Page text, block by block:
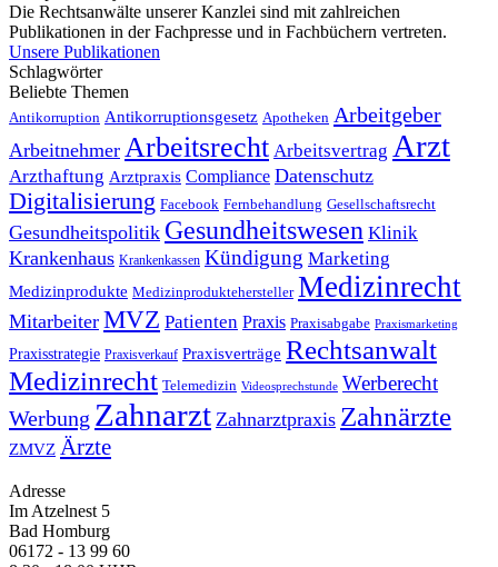
Die Rechtsanwälte unserer Kanzlei sind mit zahlreichen
Publikationen in der Fachpresse und in Fachbüchern vertreten.
Unsere Publikationen
Schlagwörter
Beliebte Themen
Antikorruption Antikorruptionsgesetz Apotheken Arbeitgeber
Arbeitnehmer Arbeitsrecht Arbeitsvertrag Arzt
Arzthaftung Arztpraxis Compliance Datenschutz
Digitalisierung Facebook Fernbehandlung Gesellschaftsrecht
Gesundheitspolitik Gesundheitswesen Klinik
Krankenhaus Krankenkassen Kündigung Marketing
Medizinprodukte Medizinproduktehersteller Medizinrecht
Mitarbeiter MVZ Patienten Praxis Praxisabgabe Praxismarketing
Praxisstrategie Praxisverkauf Praxisverträge Rechtsanwalt
Medizinrecht Telemedizin Videosprechstunde Werberecht
Werbung Zahnarzt Zahnarztpraxis Zahnärzte
ZMVZ Ärzte
Adresse
Im Atzelnest 5
Bad Homburg
06172 - 13 99 60